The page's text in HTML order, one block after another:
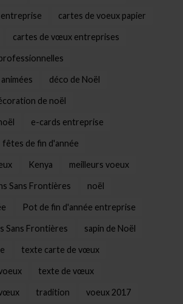
cartes de voeux papier
cartes de vœux entreprises
déco de Noël
de noël
e-cards entreprise
fêtes de fin d'année
Kenya meilleurs voeux
Sans Frontières noël
Pot de fin d'année entreprise
Sans Frontières sapin de Noël
texte carte de vœux
texte de vœux
tradition voeux 2017